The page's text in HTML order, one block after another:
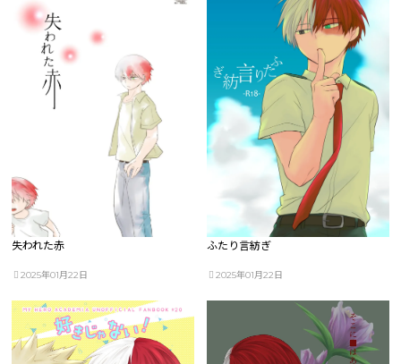
失われた赤
2025年01月22日
ふたり言紡ぎ
2025年01月22日